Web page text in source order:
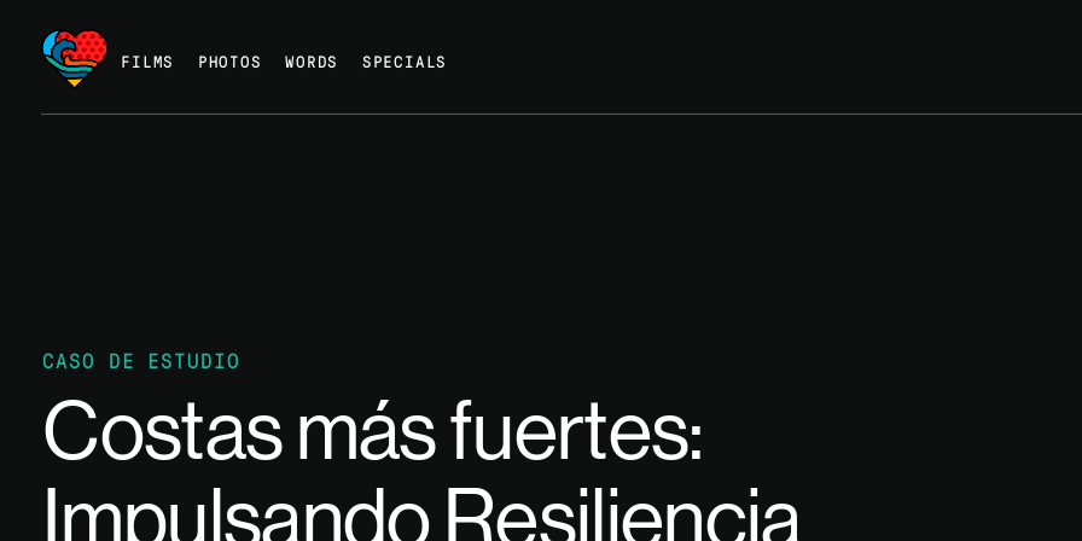
FILMS PHOTOS WORDS SPECIALS
CASO DE ESTUDIO
Costas más fuertes:
Impulsando Resiliencia